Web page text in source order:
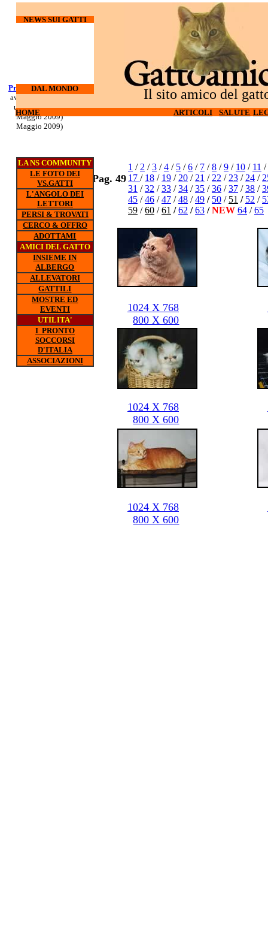
1 / 2 /3 /4 / 5 /6 / 7 /8 /9 / 10 / 11 /
17 / 18 / 19 / 20 / 21 / 22 / 23 / 24 /
31 /32 /33 /34 /35 /36 /37 /38 /
45 /46 /47 /48 / 49 / 50 / 51 / 52 /
59 / 60 / 61 / 62 / 63 /NEW 64 /65
HOME ARTICOLI SALUTE
Il sito amico del
DAL MONDO
NEWS SUI GATTI
HOME ARTICOLI SALUTE
LA NS COMMUNITY
LE FOTO DEI
VS.GATTI
L'ANGOLO DEI
LETTORI
PERSI & TROVATI
CERCO & OFFRO
ADOTTAMI
AMICI DEL GATTO
INSIEME IN
ALBERGO
ALLEVATORI
GATTILI
MOSTRE ED
EVENTI
UTILITA'
I PRONTO
SOCCORSI
D'ITALIA
ASSOCIAZIONI
Pag. 49
1024 X 768
800 X 600
1024 X 768
800 X 600
1024 X 768
800 X 600
Corso di
sopravvivenza
per gatti d'
appartamento (5
Maggio 2009)
Processo Docherty
aveva torturato ed
ucciso 3 gatti (6
Maggio 2009)